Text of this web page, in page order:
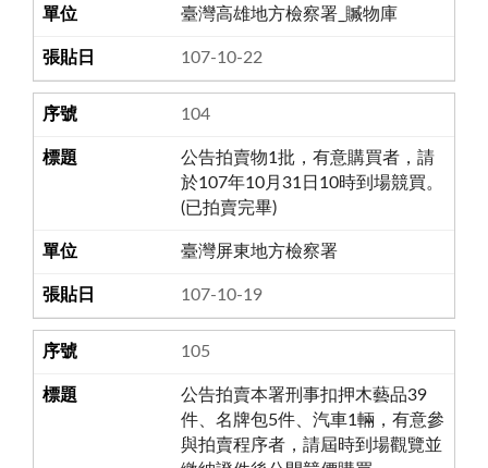
臺灣高雄地方檢察署_贓物庫
107-10-22
104
公告拍賣物1批，有意購買者，請
於107年10月31日10時到場競買。
(已拍賣完畢)
臺灣屏東地方檢察署
107-10-19
105
公告拍賣本署刑事扣押木藝品39
件、名牌包5件、汽車1輛，有意參
與拍賣程序者，請屆時到場觀覽並